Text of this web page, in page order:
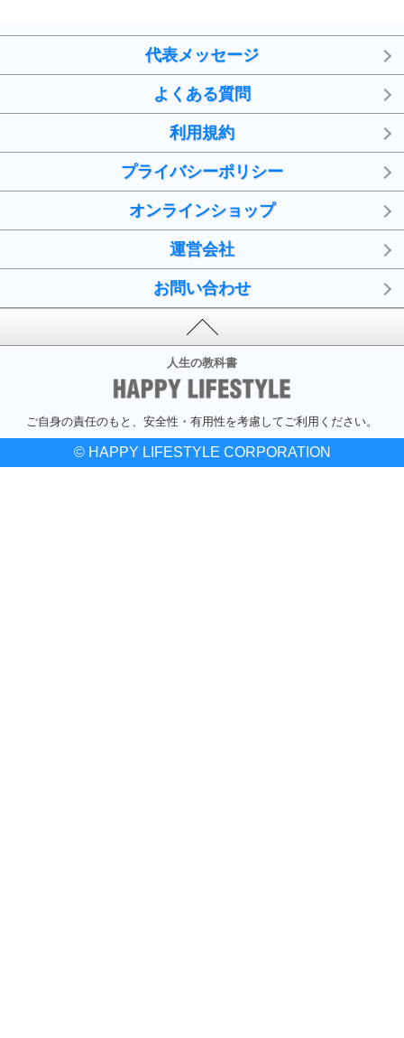
代表メッセージ
よくある質問
利用規約
プライバシーポリシー
オンラインショップ
運営会社
お問い合わせ
人生の教科書
ご自身の責任のもと、安全性・有用性を考慮してご利用ください。
© HAPPY LIFESTYLE CORPORATION